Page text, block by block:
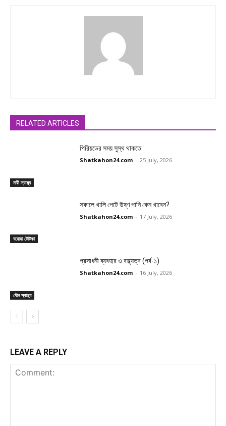
RELATED ARTICLES
নারী স্বাস্থ্য
পিরিয়ডের সময় সুস্থ থাকতে
Shatkahon24.com - 25 July, 2026
ঘরোয়া টোটকা
সকালে খালি পেটে উষ্ণ পানি কেন খাবেন?
Shatkahon24.com - 17 July, 2026
যৌন স্বাস্থ্য
প্রসাধনী ব্যবহার ও বন্ধ্যত্ব (পর্ব-১)
Shatkahon24.com - 16 July, 2026
LEAVE A REPLY